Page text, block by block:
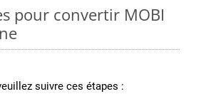
pour convertir MOBI
suivre ces étapes :